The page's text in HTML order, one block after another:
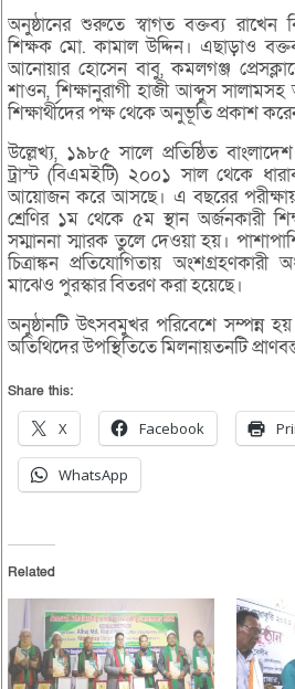
অনুষ্ঠানের শুরুতে স্বাগত বক্তব্য রাখেন
শিক্ষক মো. কামাল উদ্দিন। এছাড়াও
আনোয়ার হোসেন বাবু, কমলগঞ্জ
শাওন, শিক্ষানুরাগী হাজী আব্দুস সালামসহ
শিক্ষার্থীদের পক্ষ থেকে অনুভূতি প্রকাশ
উল্লেখ্য, ১৯৮৫ সালে প্রতিষ্ঠিত
ট্রাস্ট (বিএমইটি) ২০০১ সাল থেকে
আয়োজন করে আসছে। এ বছরের
শ্রেণির ১ম থেকে ৫ম স্থান অর্জনকারী
সম্মাননা স্মারক তুলে দেওয়া হয়।
চিত্রাঙ্কন প্রতিযোগিতায় অংশগ্রহণকারী
মাঝেও পুরস্কার বিতরণ করা হয়েছে।
অনুষ্ঠানটি উৎসবমুখর পরিবেশে সম্পন্ন
অতিথিদের উপস্থিতিতে মিলনায়তনটি
Share this:
X Facebook
WhatsApp
Related